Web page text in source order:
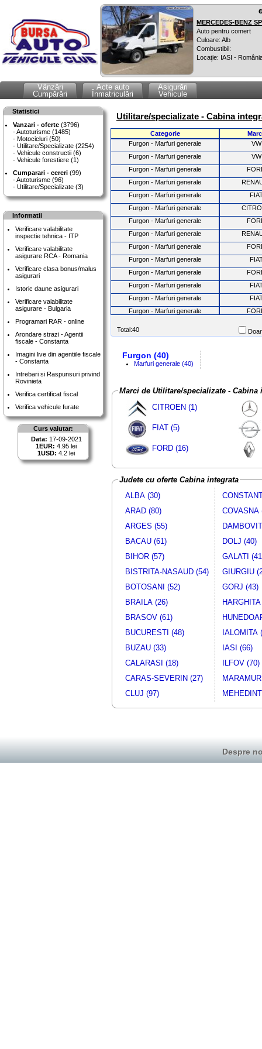
MERCEDES-BENZ
Auto pentru comert
Culoare: Alb
Combustibil:
Locaţie: IASI -
Vânzări
Cumpărări
Acte auto
Înmatriculări
Asigurări
Vehicule
Statistici
Vanzari - oferte (3796)
Autoturisme (1485)
Motocicluri (50)
Utilitare/Specializate (2254)
Vehicule constructii (6)
Vehicule forestiere (1)
Cumparari - cereri (99)
Autoturisme (96)
Utilitare/Specializate (3)
Informatii
Verificare valabilitate
inspectie tehnica - ITP
Verificare valabilitate
asigurare RCA - Romania
Verificare clasa bonus/malus
asigurari
Istoric daune asigurari
Verificare valabilitate
asigurare - Bulgaria
Programari RAR - online
Arondare strazi - Agentii
fiscale - Constanta
Imagini live din agentiile fiscale
- Constanta
Intrebari si Raspunsuri privind
Rovinieta
Verifica certificat fiscal
Verifica vehicule furate
Curs valutar:
Data: 17-09-2021
1EUR: 4.95 lei
1USD: 4.2 lei
Utilitare/specializate - Cabina
Categorie
Furgon - Marfuri generale
VW
Furgon - Marfuri generale
VW
Furgon - Marfuri generale
Furgon - Marfuri generale
Furgon - Marfuri generale
Furgon - Marfuri generale
Furgon - Marfuri generale
Furgon - Marfuri generale
Furgon - Marfuri generale
Furgon - Marfuri generale
Furgon - Marfuri generale
Furgon - Marfuri generale
Furgon - Marfuri generale
Furgon - Marfuri generale
Furgon - Marfuri generale
VW
Furgon - Marfuri generale
Furgon - Marfuri generale
Furgon - Marfuri generale
Furgon - Marfuri generale
Furgon - Marfuri generale
Furgon - Marfuri generale
Furgon - Marfuri generale
Furgon - Marfuri generale
VW
Furgon - Marfuri generale
Furgon - Marfuri generale
Furgon - Marfuri generale
Furgon - Marfuri generale
Furgon - Marfuri generale
Furgon - Marfuri generale
Furgon - Marfuri generale
Furgon - Marfuri generale
Furgon - Marfuri generale
Furgon - Marfuri generale
VW
Furgon - Marfuri generale
Total:40
Furgon (40)
Marfuri generale (40)
Marci de Utilitare/specializate - Cabina
CITROEN (1)
FIAT (5)
FORD (16)
Judete cu oferte Cabina integrata
ALBA (30)
ARAD (80)
ARGES (55)
BACAU (61)
BIHOR (57)
BISTRITA-NASAUD (54)
BOTOSANI (52)
BRAILA (26)
BRASOV (61)
BUCURESTI (48)
BUZAU (33)
CALARASI (18)
CARAS-SEVERIN (27)
CLUJ (97)
COVASNA
DOLJ (40)
GALATI
GIURGIU
GORJ (43)
IALOMITA
IASI (66)
ILFOV (70)
Despre